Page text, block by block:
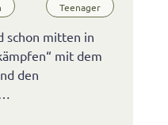
Teenager
schon mitten in
mit dem
den